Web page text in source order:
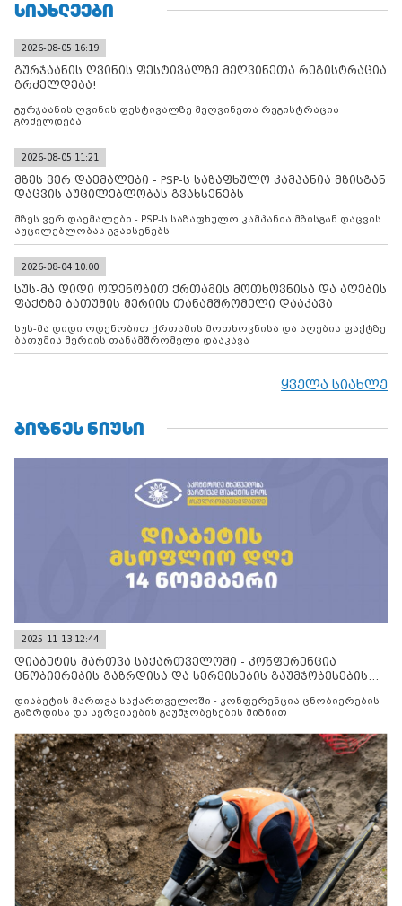
ᲡᲘᲐᲮᲚᲔᲔᲑᲘ
2026-08-05 16:19
გურჯაანის ღვინის ფესტივალზე მეღვინეთა რეგისტრაცია
გრძელდება!
გურჯაანის ღვინის ფესტივალზე მეღვინეთა რეგისტრაცია
გრძელდება!
2026-08-05 11:21
მზეს ვერ დაემალები - PSP-ს საზაფხულო კამპანია მზისგან
დაცვის აუცილებლობას გვახსენებს
მზეს ვერ დაემალები - PSP-ს საზაფხულო კამპანია მზისგან დაცვის
აუცილებლობას გვახსენებს
2026-08-04 10:00
სუს-მა დიდი ოდენობით ქრთამის მოთხოვნისა და აღების
ფაქტზე ბათუმის მერიის თანამშრომელი დააკავა
სუს-მა დიდი ოდენობით ქრთამის მოთხოვნისა და აღების ფაქტზე
ბათუმის მერიის თანამშრომელი დააკავა
ყველა სიახლე
ᲑᲘᲖᲜᲔᲡ ᲜᲘᲣᲡᲘ
2025-11-13 12:44
დიაბეტის მართვა საქართველოში - კონფერენცია
ცნობიერების გაზრდისა და სერვისების გაუმჯობესების
დიაბეტის მართვა საქართველოში - კონფერენცია ცნობიერების
გაზრდისა და სერვისების გაუმჯობესების მიზნით